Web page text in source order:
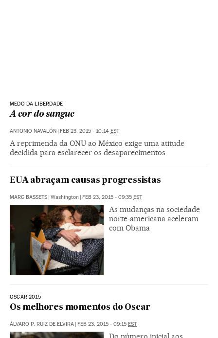
MEDO DA LIBERDADE
A cor do sangue
ANTONIO NAVALÓN | FEB 23, 2015 - 10:14 EST
A reprimenda da ONU ao México exige uma atitude
decidida para esclarecer os desaparecimentos
EUA abraçam causas progressistas
MARC BASSETS | Washington | FEB 23, 2015 - 09:35 EST
As mudanças na sociedade
norte-americana aceleram
com Obama
OSCAR 2015
Os melhores momentos do Oscar
ÁLVARO P. RUIZ DE ELVIRA | FEB 23, 2015 - 09:15 EST
Do número inicial aos